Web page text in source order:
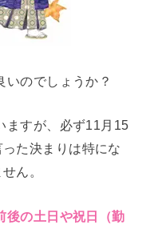
いのでしょうか？
ますが、必ず11月15
た決まりは特にな
ん。
後の土日や祝日（勤